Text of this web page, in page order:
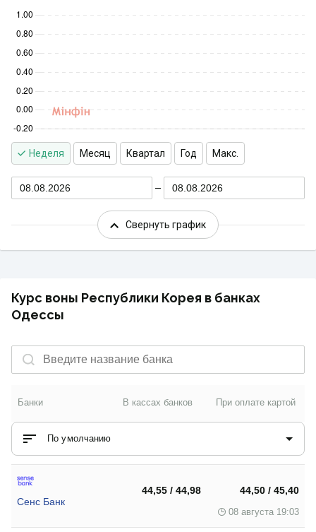
Неделя Месяц Квартал Год Макс.
08.08.2026 08.08.2026
Свернуть график
Курс воны Республики Корея в банках
Одессы
Банки В кассах банков При оплате картой
По умолчанию
Сенс Банк
44,55 / 44,98 44,50 / 45,40
08 августа 19:03